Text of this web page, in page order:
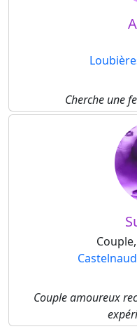
Cherche une
Couple amoureux